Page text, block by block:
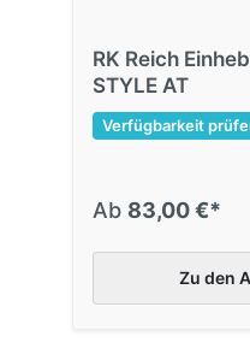
RK Reich
STYLE AT
Verfügbarkeit
Ab 83,00 €*
Zu den